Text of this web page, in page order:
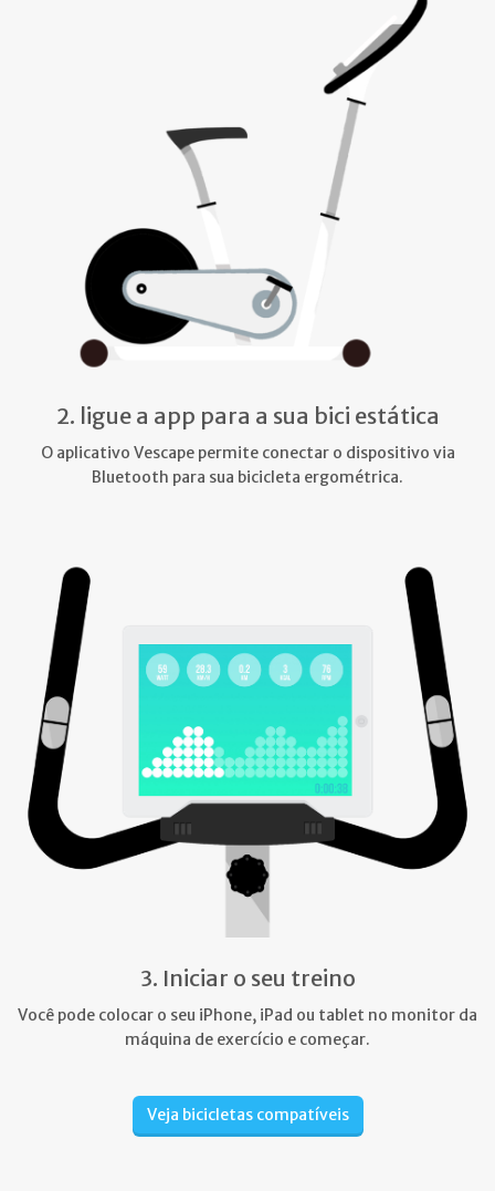
2. ligue a app para a sua bici estática
O aplicativo Vescape permite conectar o dispositivo via
Bluetooth para sua bicicleta ergométrica.
3. Iniciar o seu treino
Você pode colocar o seu iPhone, iPad ou tablet no monitor da
máquina de exercício e começar.
Veja bicicletas compatíveis